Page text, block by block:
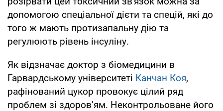
допомогою спеціальної дієти та спецій, які до
того ж мають протизапальну дію та
регулюють рівень інсуліну.
Як відзначає доктор з біомедицини в
Гарвардському університеті Канчан Коя,
рафінований цукор провокує цілий ряд
проблем зі здоров’ям. Неконтрольоване його